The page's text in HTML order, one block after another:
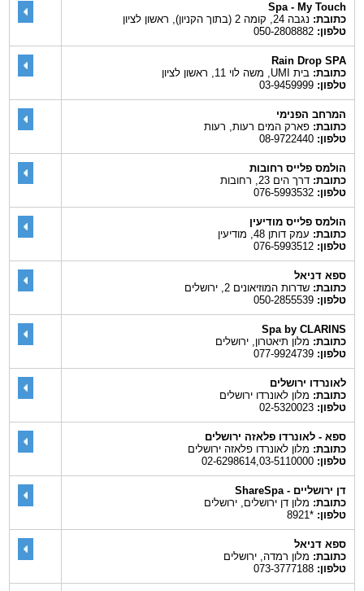
Spa - My Touch
כתובת:נגבה 24, קומה 2 (בתוך הקניון), ראשון לציון
טלפון:050-2808882
Rain Drop SPA
כתובת:בית UMI, משה לוי 11, ראשון לציון
טלפון:03-9459999
המרחב הפנימי
כתובת:פארק המים רעות, רעות
טלפון:08-9722440
הולמס פלייס רחובות
כתובת:דרך הים 23, רחובות
טלפון:076-5993532
הולמס פלייס מודיעין
כתובת:עמק דותן 48, מודיעין
טלפון:076-5993512
ספא דניאל
כתובת:שדרות המוזיאונים 2, ירושלים
טלפון:050-2855539
Spa by CLARINS
כתובת:מלון תיאטרון, ירושלים
טלפון:077-9924739
לאונרדו ירושלים
כתובת:מלון לאונרדו ירושלים
טלפון:02-5320023
ספא - לאונרדו פלאזה ירושלים
כתובת:מלון לאונרדו פלאזה ירושלים
טלפון:02-6298614,03-5110000
דן ירושליים - ShareSpa
כתובת:מלון דן ירושלים, ירושלים
טלפון:*8921
ספא דניאל
כתובת:מלון רמדה, ירושלים
טלפון:073-3777188